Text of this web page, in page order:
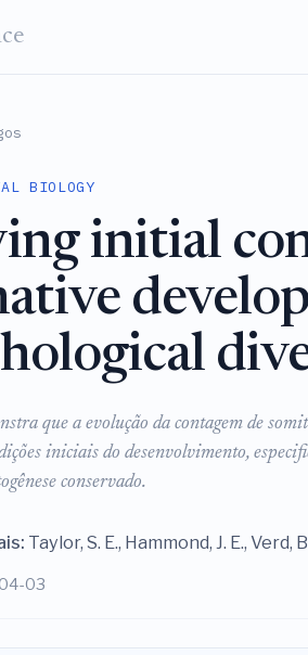
BIOLOGY
initial
que a evolução da contagem de
iniciais do desenvolvimento,
conservado.
Taylor, S. E., Hammond, J. E., Verd,
03